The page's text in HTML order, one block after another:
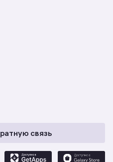
связь